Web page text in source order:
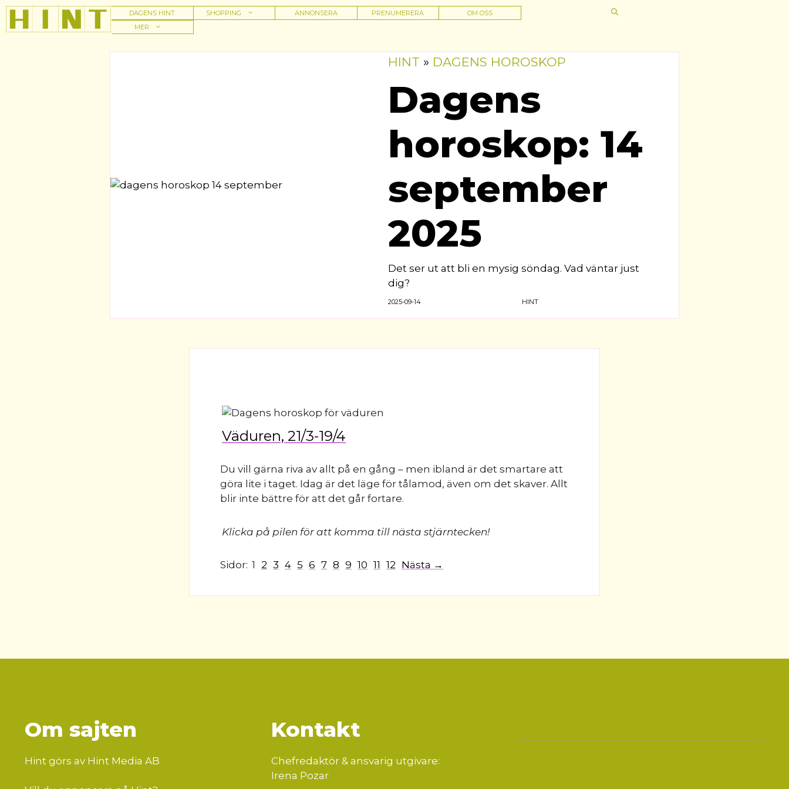
Hoppa
innehåll
DAGENS HINT SHOPPING ANNONSERA PRENUMERERA
OM OSS
MER
HINT » DAGENS HOROSKOP
Dagens
horoskop: 14
september
2025
Det ser ut att bli en mysig söndag. Vad väntar just
dig?
2025-09-14 HINT
Väduren, 21/3-19/4
Du vill gärna riva av allt på en gång – men ibland är det smartare att
göra lite i taget. Idag är det läge för tålamod, även om det skaver. Allt
blir inte bättre för att det går fortare.
Klicka på pilen för att komma till nästa stjärntecken!
Sidor: 1 2 3 4 5 6 7 8 9 10 11 12 Nästa →
Om sajten
Hint görs av Hint Media AB
Kontakt
Chefredaktör & ansvarig utgivare:
Irena Pozar